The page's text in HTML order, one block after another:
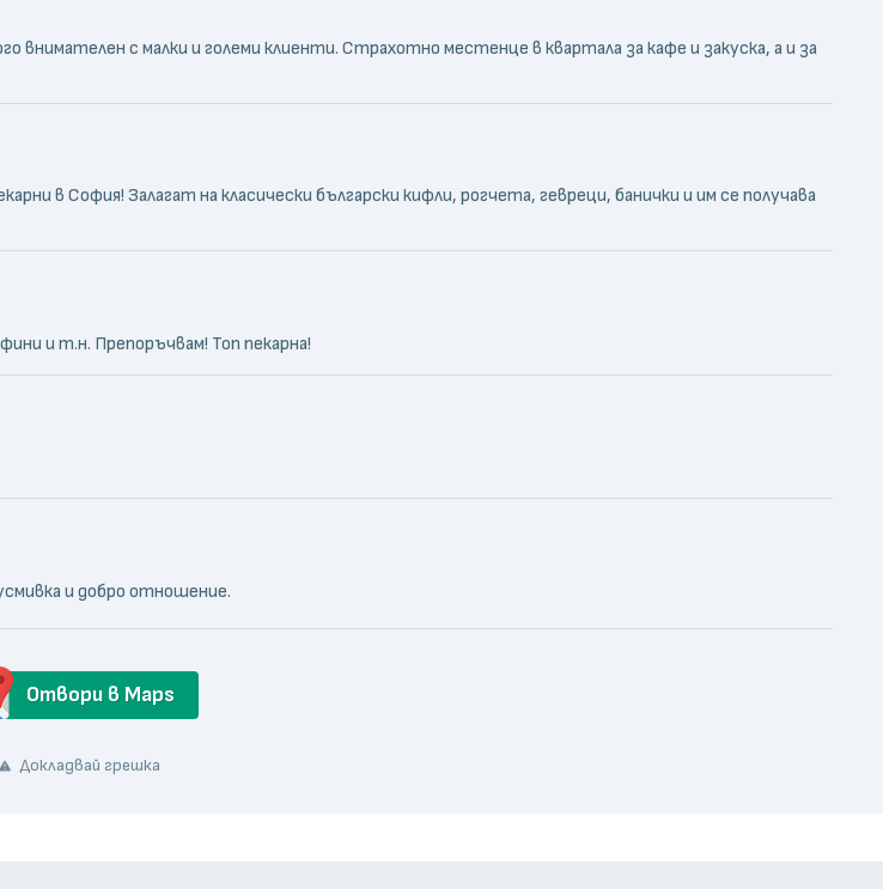
внимателен с малки и големи клиенти. Страхотно местенце в квартала за кафе и закуска, а и за
в София! Залагат на класически български кифли, рогчета, гевреци, банички и им се получава
и т.н. Препоръчвам! Топ пекарна!
и добро отношение.
Отвори в Maps
Докладвай грешка